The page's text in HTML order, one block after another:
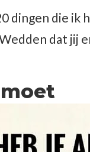
dingen die ik
dat jij
moet